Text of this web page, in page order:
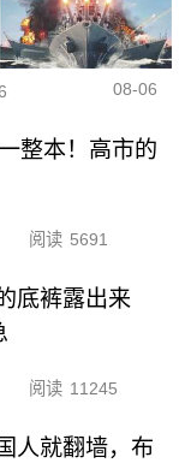
08-06
整本！高市的
阅读 5691
底裤露出来
阅读 11245
人就翻墙，布